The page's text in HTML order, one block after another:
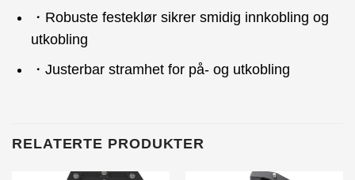
・Robuste festeklør sikrer smidig innkobling og
utkobling
・Justerbar stramhet for på- og utkobling
RELATERTE PRODUKTER